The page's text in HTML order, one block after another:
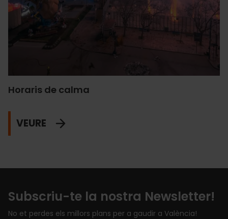
Horaris de calma
VEURE
Subscriu-te la nostra Newsletter!
No et perdes els millors plans per a gaudir a València!